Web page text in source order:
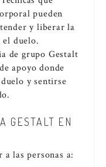
pueden
y liberar la
el duelo.
de grupo Gestalt
apoyo donde
y sentirse
GESTALT EN
las personas a: